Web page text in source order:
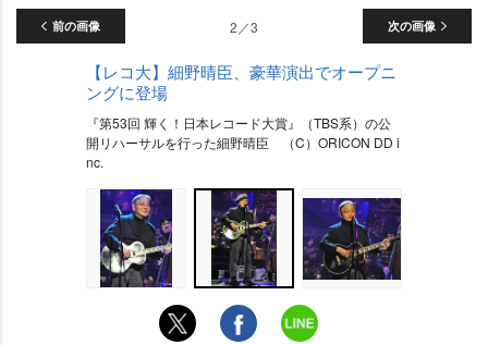
前の画像 次の画像
2／3
【レコ大】細野晴臣、豪華演出でオープニ
ングに登場
『第53回 輝く！日本レコード大賞』（TBS系）の公
開リハーサルを行った細野晴臣 （C）ORICON DD i
nc.